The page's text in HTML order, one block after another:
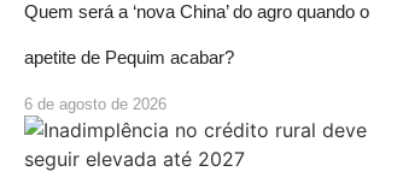
Quem será a ‘nova China’ do agro quando o
apetite de Pequim acabar?
6 de agosto de 2026